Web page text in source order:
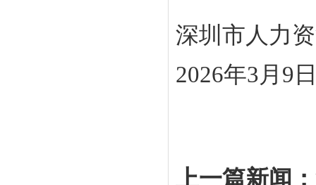
深圳市人力
2026年3月9
上一篇新闻：